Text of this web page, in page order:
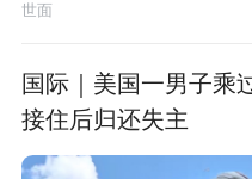
世面
国际｜美国一男子乘
接住后归还失主